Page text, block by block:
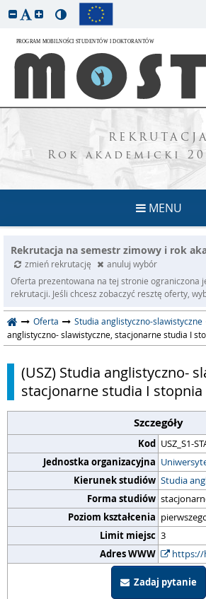
REKRUTACJA
Rok akademicki
MENU
Rekrutacja na semestr zimowy i rok
zmień rekrutację
anuluj wybór
Oferta prezentowana na tej stronie ograniczona
rekrutacji. Jeśli chcesz zobaczyć resztę oferty,
Oferta Studia anglistyczno-slawistyczne
anglistyczno- slawistyczne, stacjonarne studia I
(USZ) Studia anglistyczno-
stacjonarne studia I stopnia
Szczegóły
Kod USZ_S1-
Jednostka organizacyjna
Kierunek studiów Studia
Forma studiów
Poziom kształcenia
Limit miejsc 3
Adres WWW
https://
Zadaj pytanie